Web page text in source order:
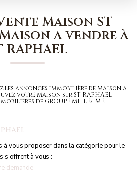
AGENCES
Nos Agences
MAGAZINES
Immobilier N°1
Budget max
Créer une alerte
Maison ST
Maison a vendre à
RAPHAEL
les annonces immobilière de Maison à
votre Maison sur ST RAPHAEL
de GROUPE MILLESIME.
à vous proposer dans la catégorie pour le
s'offrent à vous :
demande